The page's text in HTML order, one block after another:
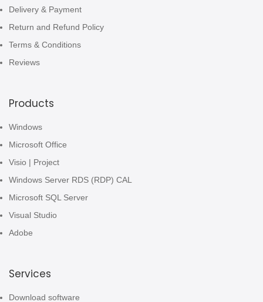
Delivery & Payment
Return and Refund Policy
Terms & Conditions
Reviews
Products
Windows
Microsoft Office
Visio | Project
Windows Server RDS (RDP) CAL
Microsoft SQL Server
Visual Studio
Adobe
Services
Download software